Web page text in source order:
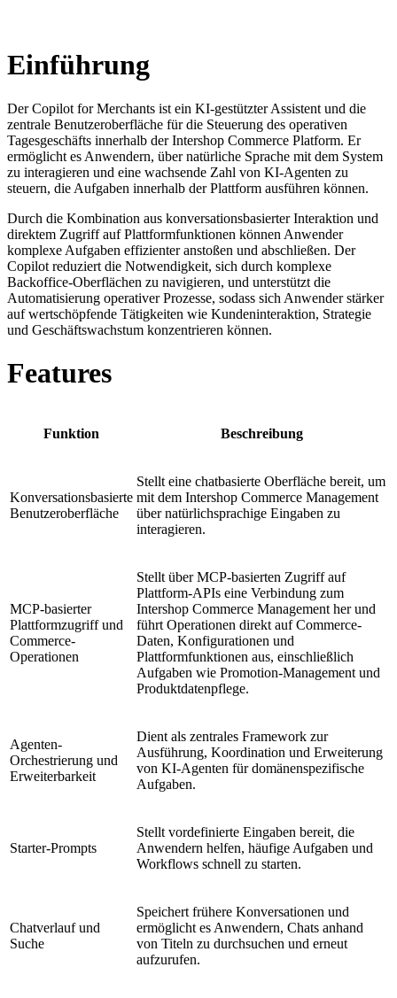
Einführung
Der Copilot for Merchants ist ein KI-gestützter Assistent und die
zentrale Benutzeroberfläche für die Steuerung des operativen
Tagesgeschäfts innerhalb der Intershop Commerce Platform. Er
ermöglicht es Anwendern, über natürliche Sprache mit dem System
zu interagieren und eine wachsende Zahl von KI-Agenten zu
steuern, die Aufgaben innerhalb der Plattform ausführen können.
Durch die Kombination aus konversationsbasierter Interaktion und
direktem Zugriff auf Plattformfunktionen können Anwender
komplexe Aufgaben effizienter anstoßen und abschließen. Der
Copilot reduziert die Notwendigkeit, sich durch komplexe
Backoffice-Oberflächen zu navigieren, und unterstützt die
Automatisierung operativer Prozesse, sodass sich Anwender stärker
auf wertschöpfende Tätigkeiten wie Kundeninteraktion, Strategie
und Geschäftswachstum konzentrieren können.
Features
Funktion Beschreibung
Konversationsbasierte
Benutzeroberfläche
Stellt eine chatbasierte Oberfläche bereit, um
mit dem Intershop Commerce Management
über natürlichsprachige Eingaben zu
interagieren.
MCP-basierter
Plattformzugriff und
Commerce-
Operationen
Stellt über MCP-basierten Zugriff auf
Plattform-APIs eine Verbindung zum
Intershop Commerce Management her und
führt Operationen direkt auf Commerce-
Daten, Konfigurationen und
Plattformfunktionen aus, einschließlich
Aufgaben wie Promotion-Management und
Produktdatenpflege.
Agenten-
Orchestrierung und
Erweiterbarkeit
Dient als zentrales Framework zur
Ausführung, Koordination und Erweiterung
von KI-Agenten für domänenspezifische
Aufgaben.
Starter-Prompts
Stellt vordefinierte Eingaben bereit, die
Anwendern helfen, häufige Aufgaben und
Workflows schnell zu starten.
Chatverlauf und
Suche
Speichert frühere Konversationen und
ermöglicht es Anwendern, Chats anhand
von Titeln zu durchsuchen und erneut
aufzurufen.